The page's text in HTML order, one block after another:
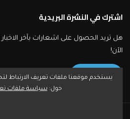
اشترك في النشرة البريدية
هل تريد الحصول على اشعارات بآخر
الآن!
الاشتراك
يستخدم موقعنا ملفات تعريف الارتباط
حول:سياسة ملفات